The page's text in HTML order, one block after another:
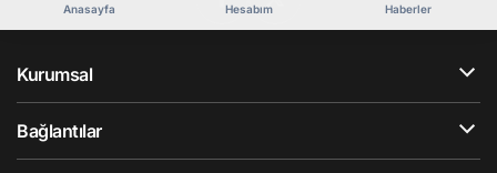
Anasayfa Hesabım Haberler
Kurumsal
Bağlantılar